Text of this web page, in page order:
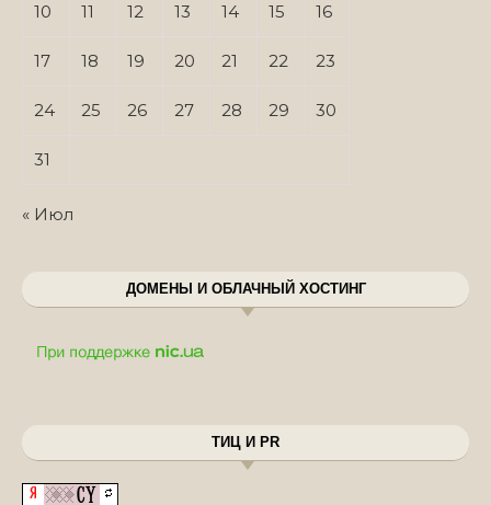
10 11 12 13 14 15 16
17 18 19 20 21 22 23
24 25 26 27 28 29 30
31
« Июл
ДОМЕНЫ И ОБЛАЧНЫЙ ХОСТИНГ
ТИЦ И PR